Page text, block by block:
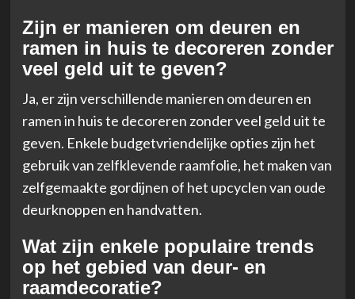
Zijn er manieren om deuren en
ramen in huis te decoreren zonder
veel geld uit te geven?
Ja, er zijn verschillende manieren om deuren en
ramen in huis te decoreren zonder veel geld uit te
geven. Enkele budgetvriendelijke opties zijn het
gebruik van zelfklevende raamfolie, het maken van
zelfgemaakte gordijnen of het upcyclen van oude
deurknoppen en handvatten.
Wat zijn enkele populaire trends
op het gebied van deur- en
raamdecoratie?